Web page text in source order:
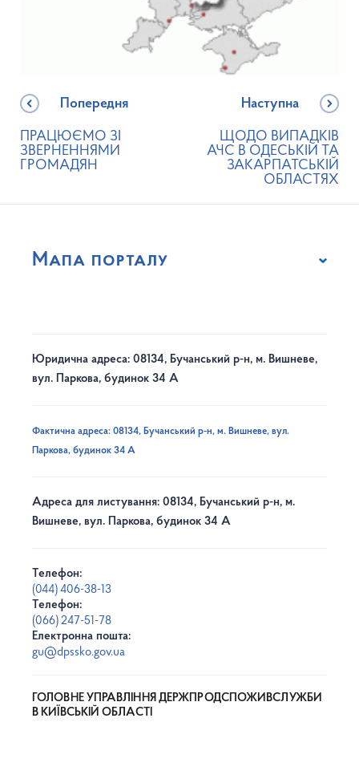
Попередня
ПРАЦЮЄМО ЗІ
ЗВЕРНЕННЯМИ
ГРОМАДЯН
Наступна
ЩОДО ВИПАДКІВ
АЧС В ОДЕСЬКІЙ ТА
ЗАКАРПАТСЬКІЙ
ОБЛАСТЯХ
Мапа порталу
Юридична адреса: 08134, Бучанський р-н, м. Вишневе,
вул. Паркова, будинок 34 А
Фактична адреса: 08134, Бучанський р-н, м. Вишневе, вул.
Паркова, будинок 34 А
Адреса для листування: 08134, Бучанський р-н, м.
Вишневе, вул. Паркова, будинок 34 А
Телефон:
(044) 406-38-13
Телефон:
(066) 247-51-78
Електронна пошта:
gu@dpssko.gov.ua
ГОЛОВНЕ УПРАВЛІННЯ ДЕРЖПРОДСПОЖИВСЛУЖБИ
В КИЇВСЬКІЙ ОБЛАСТІ